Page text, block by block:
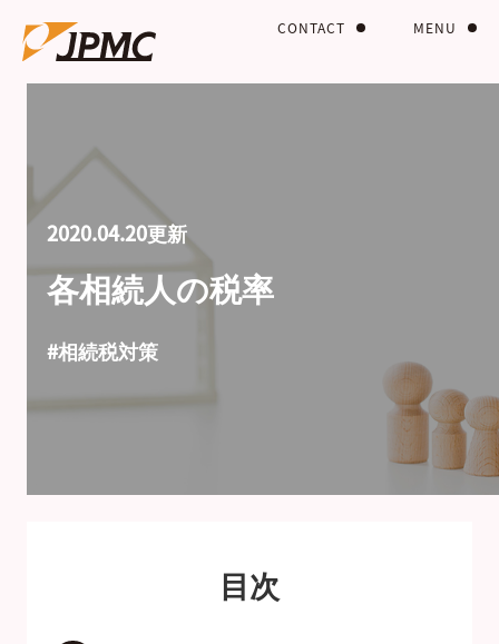
MENU
CONTACT
2020.04.20更新
各相続人の税率
#相続税対策
目次